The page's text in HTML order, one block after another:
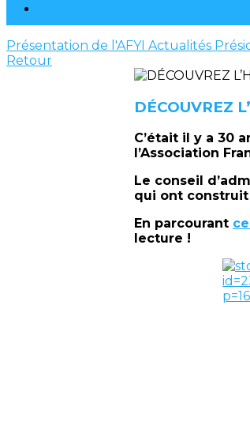
Présentation de l'AFYI Actualités
Retour
DÉCOUVREZ
C’était il y a 30
l’Association
Le conseil
qui ont construit
En parcourant
lecture !